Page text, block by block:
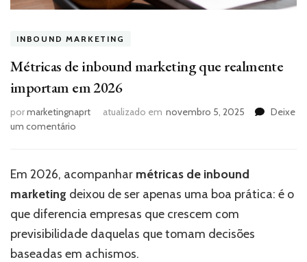
INBOUND MARKETING
Métricas de inbound marketing que realmente
importam em 2026
pormarketingnaprt atualizado em novembro 5, 2025
Deixe
um comentário
marketing
que
realmente
importam
em
2026
Em 2026, acompanhar métricas de inbound
marketing deixou de ser apenas uma boa prática: é o
que diferencia empresas que crescem com
previsibilidade daquelas que tomam decisões
baseadas em achismos.